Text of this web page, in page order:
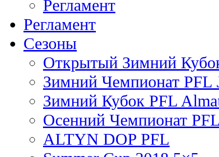
Регламент
Регламент
Сезоны
Открытый Зимний
Зимний Чемпионат PFL
Зимний Кубок PFL
Осенний Чемпионат
ALTYN DOP PFL